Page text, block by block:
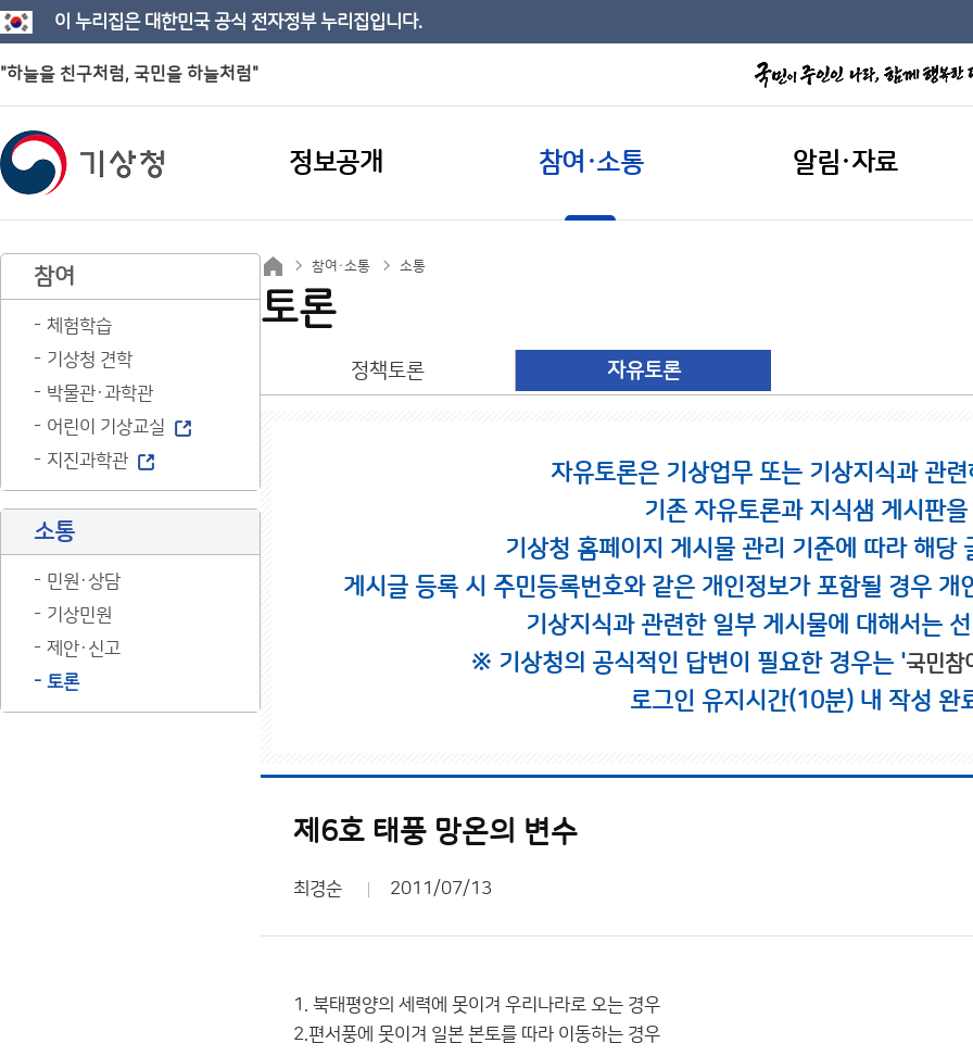
이 누리집은 대한민국 공식 전자정부 누리집입니다.
"하늘을 친구처럼, 국민을 하늘처럼"
정보공개 참여·소통 알림·자료
참여
체험학습
기상청 견학
박물관·과학관
어린이 기상교실
지진과학관
소통
민원·상담
기상민원
제안·신고
토론
참여·소통 소통
토론
정책토론 자유토론
자유토론은 기상업무 또는 기상지식과 관
기존 자유토론과 지식샘 게시판
기상청 홈페이지 게시물 관리 기준에 따라 해당
게시글 등록 시 주민등록번호와 같은 개인정보가 포함될 경우
기상지식과 관련한 일부 게시물에 대해서는
※ 기상청의 공식적인 답변이 필요한 경우는 '국민참
로그인 유지시간(10분) 내 작성 완
제6호 태풍 망온의 변수
최경순 2011/07/13
1. 북태평양의 세력에 못이겨 우리나라로 오는 경우
2.편서풍에 못이겨 일본 본토를 따라 이동하는 경우